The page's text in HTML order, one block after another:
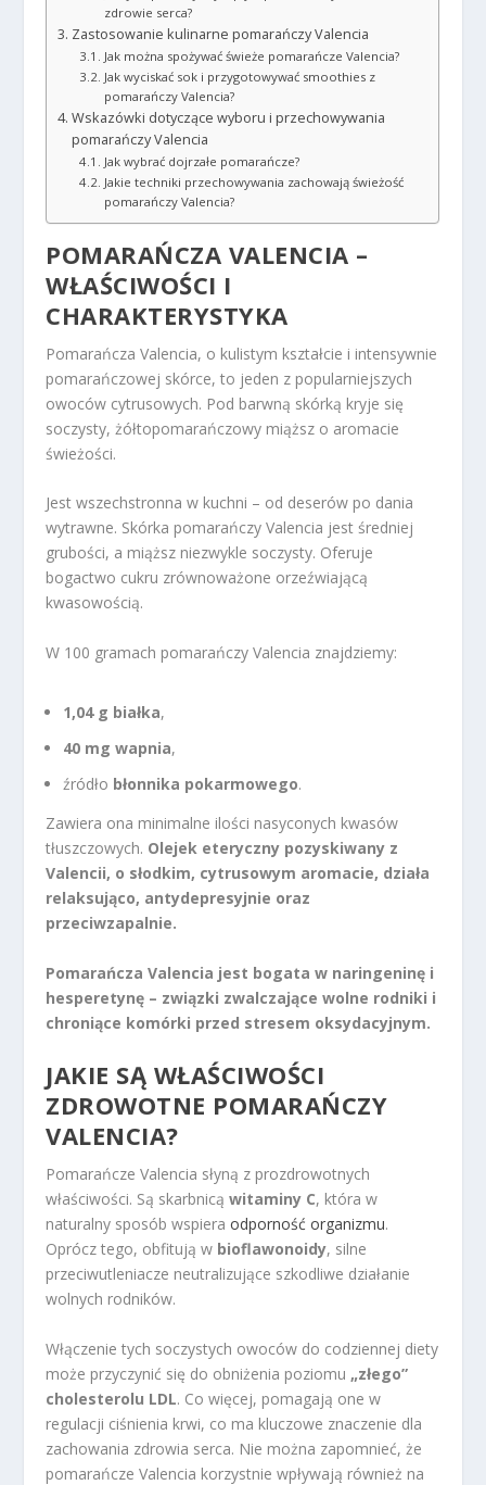
zdrowie serca?
Zastosowanie kulinarne pomarańczy Valencia
Jak można spożywać świeże pomarańcze Valencia?
Jak wyciskać sok i przygotowywać smoothies z
pomarańczy Valencia?
Wskazówki dotyczące wyboru i przechowywania
pomarańczy Valencia
Jak wybrać dojrzałe pomarańcze?
Jakie techniki przechowywania zachowają świeżość
pomarańczy Valencia?
POMARAŃCZA VALENCIA –
WŁAŚCIWOŚCI I
CHARAKTERYSTYKA
Pomarańcza Valencia, o kulistym kształcie i intensywnie
pomarańczowej skórce, to jeden z popularniejszych
owoców cytrusowych. Pod barwną skórką kryje się
soczysty, żółtopomarańczowy miąższ o aromacie
świeżości.
Jest wszechstronna w kuchni – od deserów po dania
wytrawne. Skórka pomarańczy Valencia jest średniej
grubości, a miąższ niezwykle soczysty. Oferuje
bogactwo cukru zrównoważone orzeźwiającą
kwasowością.
W 100 gramach pomarańczy Valencia znajdziemy:
1,04 g białka,
40 mg wapnia,
źródło błonnika pokarmowego.
Zawiera ona minimalne ilości nasyconych kwasów
tłuszczowych. Olejek eteryczny pozyskiwany z
Valencii, o słodkim, cytrusowym aromacie, działa
relaksująco, antydepresyjnie oraz
przeciwzapalnie.
Pomarańcza Valencia jest bogata w naringeninę i
hesperetynę – związki zwalczające wolne rodniki i
chroniące komórki przed stresem oksydacyjnym.
JAKIE SĄ WŁAŚCIWOŚCI
ZDROWOTNE POMARAŃCZY
VALENCIA?
Pomarańcze Valencia słyną z prozdrowotnych
właściwości. Są skarbnicąwitaminy C, która w
naturalny sposób wspieraodporność organizmu.
Oprócz tego, obfitują w bioflawonoidy, silne
przeciwutleniacze neutralizujące szkodliwe działanie
wolnych rodników.
Włączenie tych soczystych owoców do codziennej diety
może przyczynić się do obniżenia poziomu „złego”
cholesterolu LDL. Co więcej, pomagają one w
regulacji ciśnienia krwi, co ma kluczowe znaczenie dla
zachowania zdrowia serca. Nie można zapomnieć, że
pomarańcze Valencia korzystnie wpływają również na